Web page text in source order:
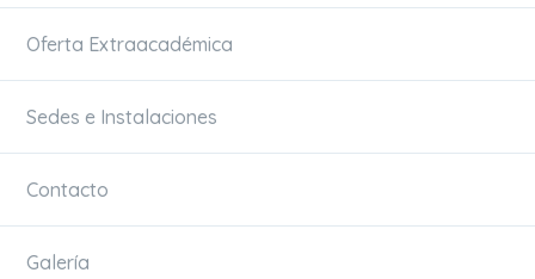
Oferta Extraacadémica
Sedes e Instalaciones
Contacto
Galería